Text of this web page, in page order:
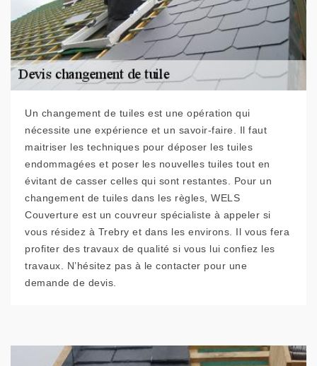
Un changement de tuiles est une opération qui
nécessite une expérience et un savoir-faire. Il faut
maitriser les techniques pour déposer les tuiles
endommagées et poser les nouvelles tuiles tout en
évitant de casser celles qui sont restantes. Pour un
changement de tuiles dans les règles, WELS
Couverture est un couvreur spécialiste à appeler si
vous résidez à Trebry et dans les environs. Il vous fera
profiter des travaux de qualité si vous lui confiez les
travaux. N’hésitez pas à le contacter pour une
demande de devis.